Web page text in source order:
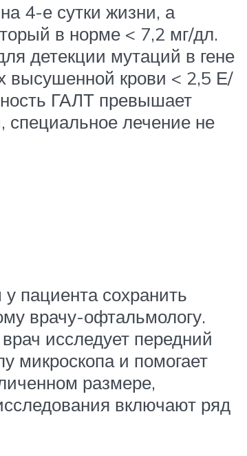
4-е сутки жизни, а
в норме < 7,2 мг/дл.
детекции мутаций в гене
высушенной крови < 2,5 Е/
ГАЛТ превышает
специальное лечение не
пациента сохранить
врачу-офтальмологу.
исследует передний
микроскопа и помогает
размере,
включают ряд